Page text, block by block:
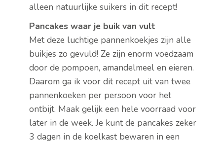
alleen natuurlijke suikers in dit recept!
Pancakes waar je buik van vult
Met deze luchtige pannenkoekjes zijn alle
buikjes zo gevuld! Ze zijn enorm voedzaam
door de pompoen, amandelmeel en eieren.
Daarom ga ik voor dit recept uit van twee
pannenkoeken per persoon voor het
ontbijt. Maak gelijk een hele voorraad voor
later in de week. Je kunt de pancakes zeker
3 dagen in de koelkast bewaren in een